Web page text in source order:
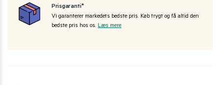
Prisgaranti*
Vi garanterer markedets bedste pris. Køb trygt og få altid den
bedste pris hos os. Læs mere